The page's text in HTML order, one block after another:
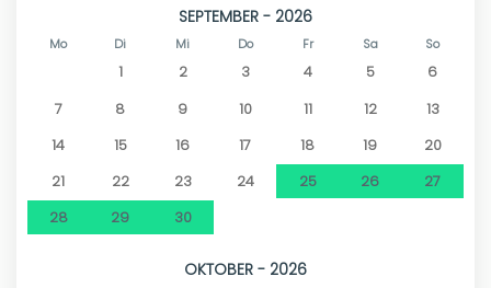
SEPTEMBER - 2026
Mo Di Mi Do Fr Sa So
1 2 3 4 5
6
7
8 9 10 11 12
13
14
15 16 17 18 19
20
21
22 23 24 25 26
27
28
29 30
OKTOBER - 2026